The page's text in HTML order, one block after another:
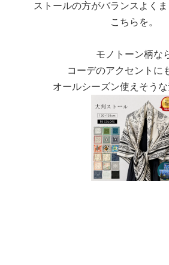
ストールの方がバランスよく
こちらを。
モノトーン柄な
コーデのアクセントに
オールシーズン使えそう